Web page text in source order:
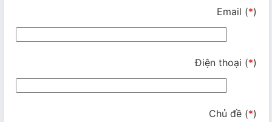
Email (*)
Điện thoại (*)
Chủ đề(*)